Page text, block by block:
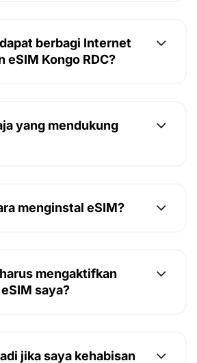
berbagi Internet
eSIM Kongo RDC?
yang mendukung
menginstal eSIM?
mengaktifkan
saya?
jika saya kehabisan